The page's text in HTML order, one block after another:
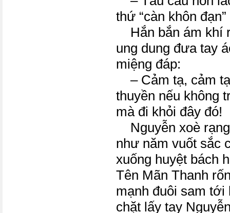
thứ “càn khôn
Hắn bắn ám khí
ung dung đưa tay
miệng đáp:
– Cảm tạ, cảm
thuyền nếu không
mà đi khỏi đây đó!
Nguyễn xoè
như năm vuốt sắc
xuống huyệt bách
Tên Mãn Thanh
mạnh đuôi sam
chặt lấy tay